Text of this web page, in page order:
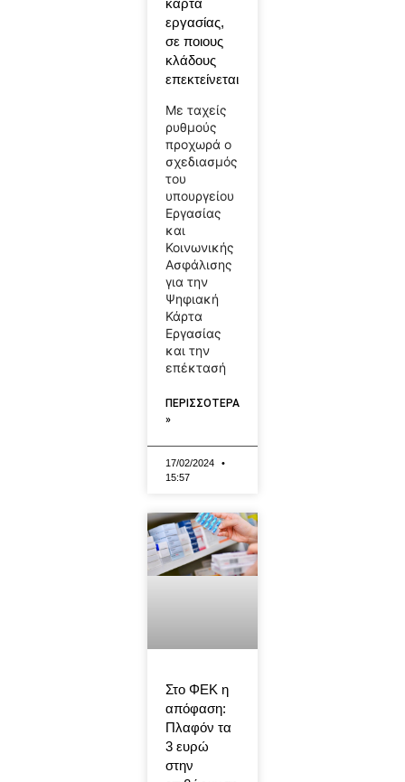
εργασίας,
σε ποιους
κλάδους
επεκτείνεται
Με ταχείς
ρυθμούς
προχωρά ο
σχεδιασμός
του
υπουργείου
Εργασίας
και
Κοινωνικής
Ασφάλισης
για την
Ψηφιακή
Κάρτα
Εργασίας
και την
επέκτασή
ΠΕΡΙΣΣΟΤΕΡΑ
»
17/02/2024
15:57
Στο ΦΕΚ η
απόφαση:
Πλαφόν τα
3 ευρώ
στην